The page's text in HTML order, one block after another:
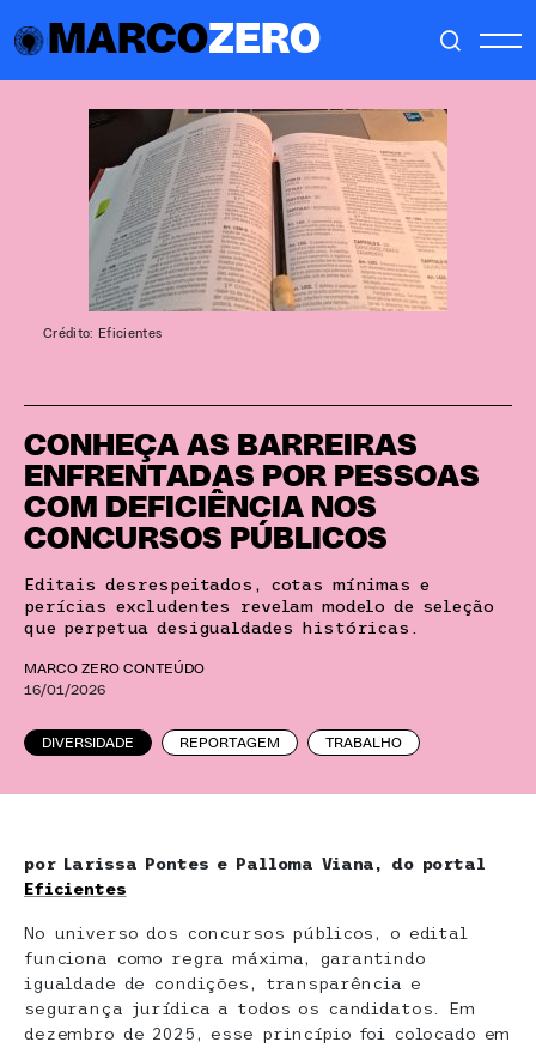
MARCOZERO
CONHEÇA AS BARREIRAS
ENFRENTADAS POR PESSOAS
COM DEFICIÊNCIA NOS
CONCURSOS PÚBLICOS
Editais desrespeitados, cotas mínimas e
perícias excludentes revelam modelo de seleção
que perpetua desigualdades históricas.
MARCO ZERO CONTEÚDO
16/01/2026
DIVERSIDADE REPORTAGEM TRABALHO
Crédito: Eficientes
por Larissa Pontes e Palloma Viana, do portal
Eficientes
No universo dos concursos públicos, o edital
funciona como regra máxima, garantindo
igualdade de condições, transparência e
segurança jurídica a todos os candidatos. Em
dezembro de 2025, esse princípio foi colocado em